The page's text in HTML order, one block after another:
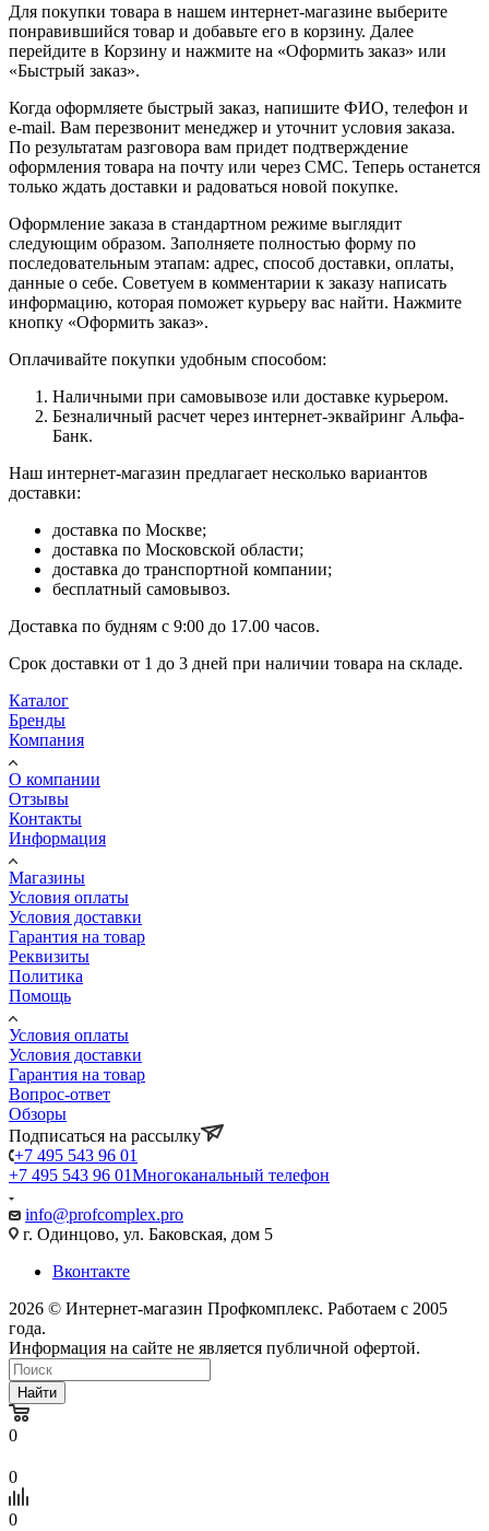
Для покупки товара в нашем интернет-магазине выберите
понравившийся товар и добавьте его в корзину. Далее
перейдите в Корзину и нажмите на «Оформить заказ» или
«Быстрый заказ».
Когда оформляете быстрый заказ, напишите ФИО, телефон и
e-mail. Вам перезвонит менеджер и уточнит условия заказа.
По результатам разговора вам придет подтверждение
оформления товара на почту или через СМС. Теперь останется
только ждать доставки и радоваться новой покупке.
Оформление заказа в стандартном режиме выглядит
следующим образом. Заполняете полностью форму по
последовательным этапам: адрес, способ доставки, оплаты,
данные о себе. Советуем в комментарии к заказу написать
информацию, которая поможет курьеру вас найти. Нажмите
кнопку «Оформить заказ».
Оплачивайте покупки удобным способом:
Наличными при самовывозе или доставке курьером.
Безналичный расчет через интернет-эквайринг Альфа-
Банк.
Наш интернет-магазин предлагает несколько вариантов
доставки:
доставка по Москве;
доставка по Московской области;
доставка до транспортной компании;
бесплатный самовывоз.
Доставка по будням с 9:00 до 17.00 часов.
Срок доставки от 1 до 3 дней при наличии товара на складе.
Каталог
Бренды
Компания
О компании
Отзывы
Контакты
Информация
Магазины
Условия оплаты
Условия доставки
Гарантия на товар
Реквизиты
Политика
Помощь
Условия оплаты
Условия доставки
Гарантия на товар
Вопрос-ответ
Обзоры
Подписаться на рассылку
+7 495 543 96 01
+7 495 543 96 01Многоканальный телефон
info@profcomplex.pro
г. Одинцово, ул. Баковская, дом 5
Вконтакте
2026 © Интернет-магазин Профкомплекс. Работаем с 2005
года.
Информация на сайте не является публичной офертой.
Найти
0
0
0